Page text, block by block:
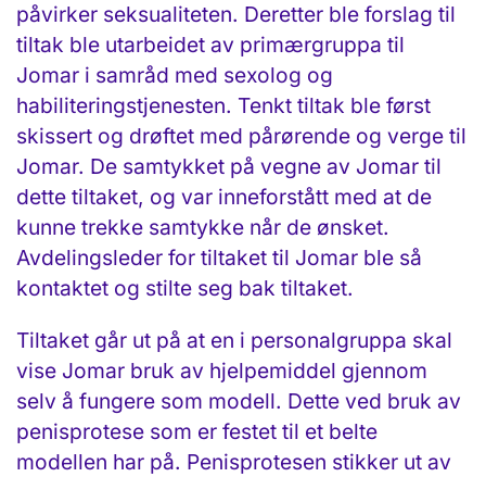
påvirker seksualiteten. Deretter ble forslag til
tiltak ble utarbeidet av primærgruppa til
Jomar i samråd med sexolog og
habiliteringstjenesten. Tenkt tiltak ble først
skissert og drøftet med pårørende og verge til
Jomar. De samtykket på vegne av Jomar til
dette tiltaket, og var inneforstått med at de
kunne trekke samtykke når de ønsket.
Avdelingsleder for tiltaket til Jomar ble så
kontaktet og stilte seg bak tiltaket.
Tiltaket går ut på at en i personalgruppa skal
vise Jomar bruk av hjelpemiddel gjennom
selv å fungere som modell. Dette ved bruk av
penisprotese som er festet til et belte
modellen har på. Penisprotesen stikker ut av